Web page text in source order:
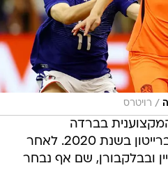
/ רויטרס
בברדה
ההולנדית, לפני שעבר לברייטון בשנת 2020. לאחר
ובבלקבורן, שם אף נבחר